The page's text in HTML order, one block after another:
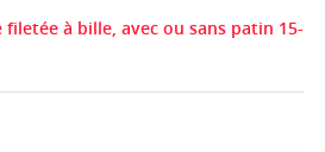
à bille, avec ou sans patin 15-